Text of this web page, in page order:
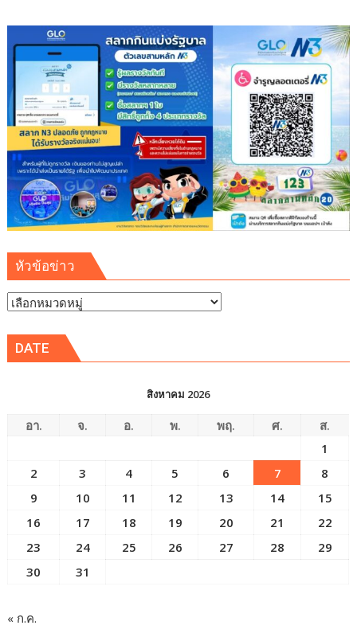
หัวข้อข่าว
หัวข้อ
DATE
สิงหาคม 2026
อา. จ. อ. พ. พฤ. ศ.
ส.
1
2
3 4 5 6 7
8
9
10 11 12 13 14
15
16
17 18 19 20 21
22
23
24 25 26 27 28
29
30
31
« ก.ค.